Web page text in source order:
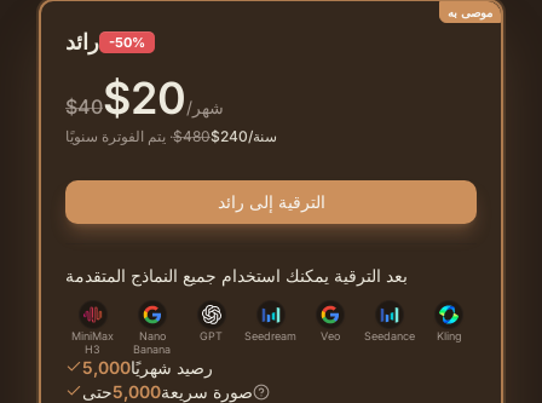
موصى به
رائد -50%
$40$20 /شهر
يتم الفوترة سنويًا ·$480$240 /سنة
الترقية إلى رائد
بعد الترقية يمكنك استخدام جميع النماذج المتقدمة
MiniMax
H3
Nano
Banana
GPT Seedream Veo Seedance Kling
5,000رصيد شهريًا
حتى5,000صورة سريعة